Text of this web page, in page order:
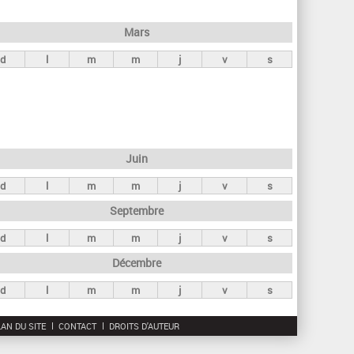
r
c
Mars
d l m m j v s
Juin
d l m m j v s
Septembre
d l m m j v s
Décembre
d l m m j v s
DU SITE CONTACT DROITS D'AUTEUR